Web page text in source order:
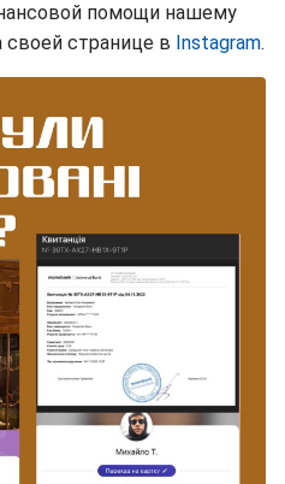
помощи нашему
своей странице в Instagram.